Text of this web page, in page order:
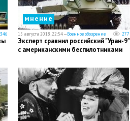
346
мнение
15 августа 2018, 22:54 —Военное обозрение 277
Эксперт сравнил российский "Уран-9"
с американскими беспилотниками